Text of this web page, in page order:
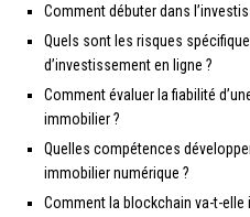
Comment débuter dans
Quels sont les risques
d’investissement en ligne ?
Comment évaluer la fiabilité
immobilier ?
Quelles compétences
immobilier numérique ?
Comment la blockchain va-t-